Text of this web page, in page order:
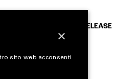
RELEASE
×
sito web acconsenti